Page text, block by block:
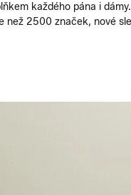
každého pána i
než 2500 značek, nové